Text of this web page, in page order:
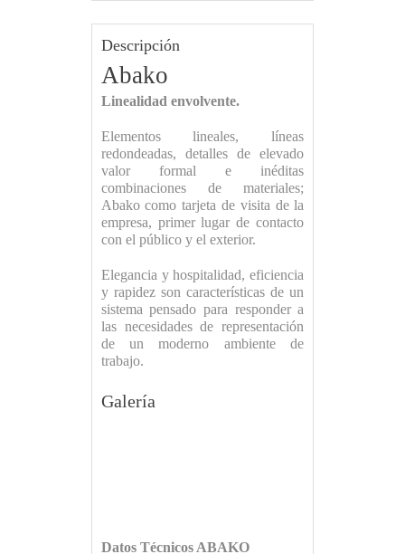
Descripción
Abako
Linealidad envolvente.
Elementos lineales, líneas
redondeadas, detalles de elevado
valor formal e inéditas
combinaciones de materiales;
Abako como tarjeta de visita de la
empresa, primer lugar de contacto
con el público y el exterior.
Elegancia y hospitalidad, eficiencia
y rapidez son características de un
sistema pensado para responder a
las necesidades de representación
de un moderno ambiente de
trabajo.
Galería
Datos Técnicos ABAKO